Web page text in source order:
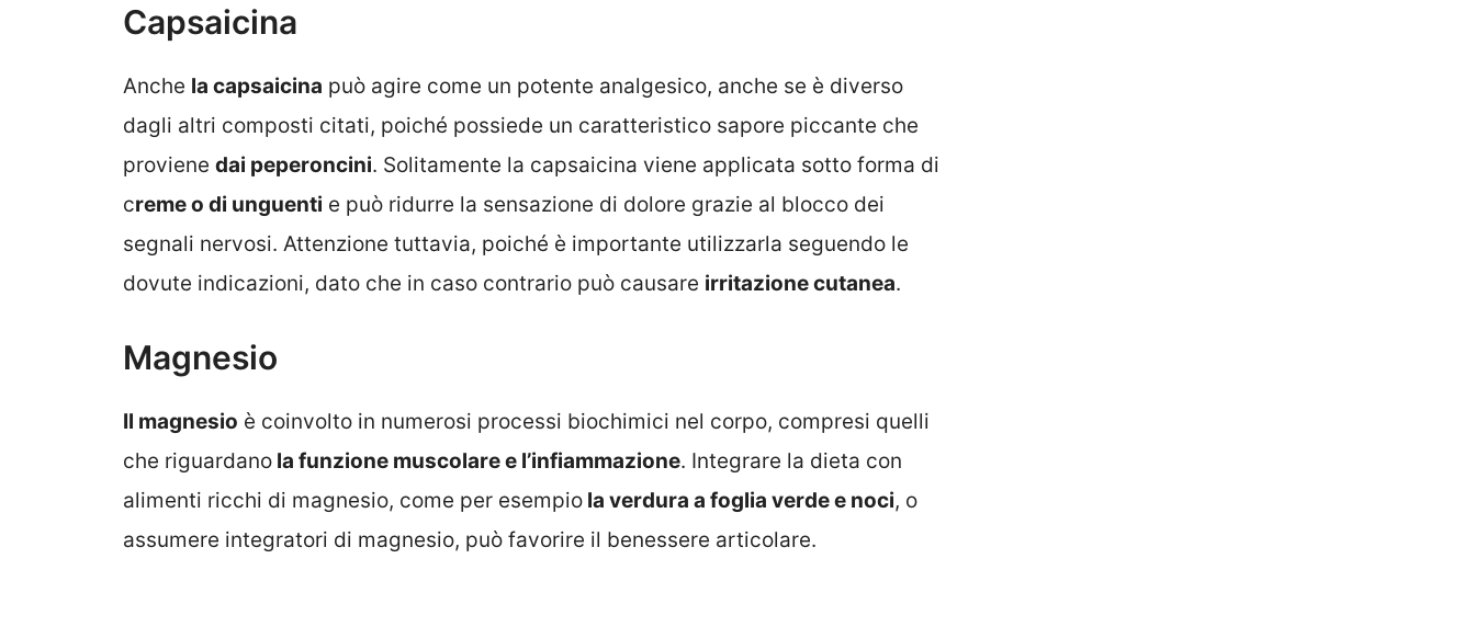
Capsaicina
Anche la capsaicina può agire come un potente analgesico, anche se è diverso
dagli altri composti citati, poiché possiede un caratteristico sapore piccante che
proviene dai peperoncini. Solitamente la capsaicina viene applicata sotto forma di
creme o di unguenti e può ridurre la sensazione di dolore grazie al blocco dei
segnali nervosi. Attenzione tuttavia, poiché è importante utilizzarla seguendo le
dovute indicazioni, dato che in caso contrario può causare irritazione cutanea.
Magnesio
Il magnesio è coinvolto in numerosi processi biochimici nel corpo, compresi quelli
che riguardano la funzione muscolare e l’infiammazione. Integrare la dieta con
alimenti ricchi di magnesio, come per esempio la verdura a foglia verde e noci, o
assumere integratori di magnesio, può favorire il benessere articolare.